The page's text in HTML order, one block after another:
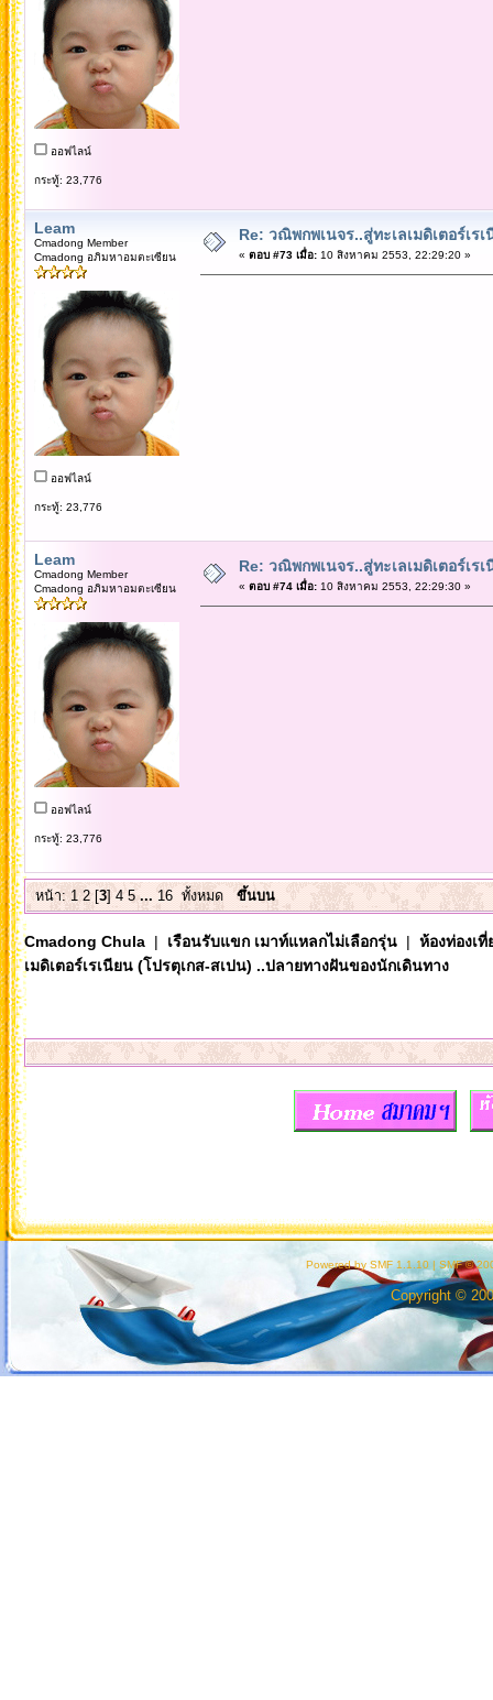
ออฟไลน์
กระทู้: 23,776
Leam
Cmadong Member
Cmadong อภิมหาอมตะเซียน
ออฟไลน์
กระทู้: 23,776
Re: วณิพกพเนจร..สู่ทะเลเมดิเตอร์เร
« ตอบ #73 เมื่อ:10 สิงหาคม 2553, 22:29:20 »
Leam
Cmadong Member
Cmadong อภิมหาอมตะเซียน
ออฟไลน์
กระทู้: 23,776
Re: วณิพกพเนจร..สู่ทะเลเมดิเตอร์เร
« ตอบ #74 เมื่อ:10 สิงหาคม 2553, 22:29:30 »
หน้า:1 2[3]4 5 ...16 ทั้งหมด ขึ้นบน
Cmadong Chula| เรือนรับแขก เมาท์แหลกไม่เลือกรุ่น| ห้องท่องเ
เมดิเตอร์เรเนียน (โปรตุเกส-สเปน) ..ปลายทางฝันของนักเดินทาง
Powered by SMF 1.1.10 | SMF ©
Copyright ©